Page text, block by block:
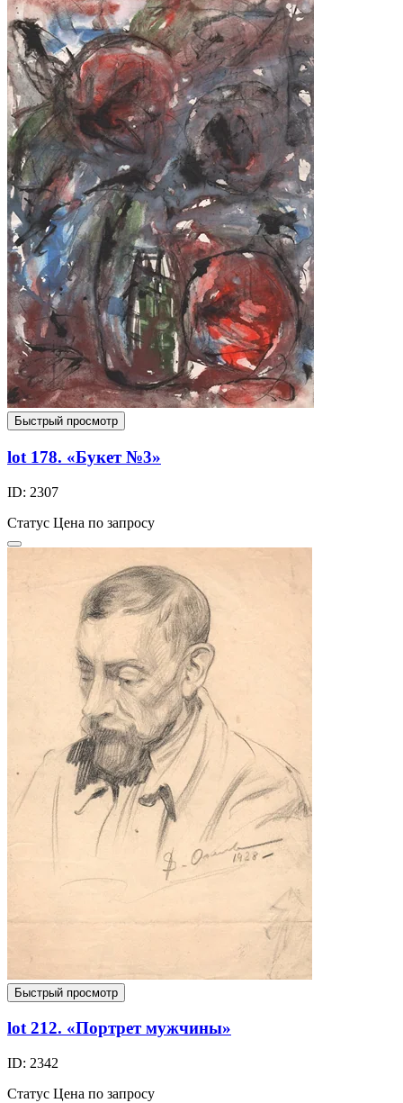
Быстрый просмотр
lot 178. «Букет №3»
ID: 2307
Статус Цена по запросу
Быстрый просмотр
lot 212. «Портрет мужчины»
ID: 2342
Статус Цена по запросу